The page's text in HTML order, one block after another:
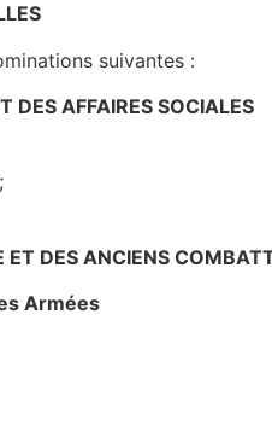
suivantes :
DES AFFAIRES SOCIALES
ET DES ANCIENS
Armées